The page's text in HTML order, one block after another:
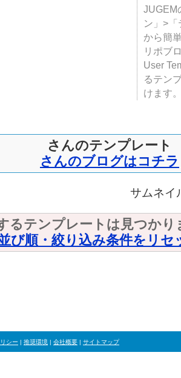
JUGEM
ン」>
から簡
リポブ
User
るテン
けます
さんのテンプレート
さんのブログはコチラ
サムネイ
るテンプレートは見つかり
び順・絞り込み条件をリセ
シー | 推奨環境 | 会社概要 | サイトマップ